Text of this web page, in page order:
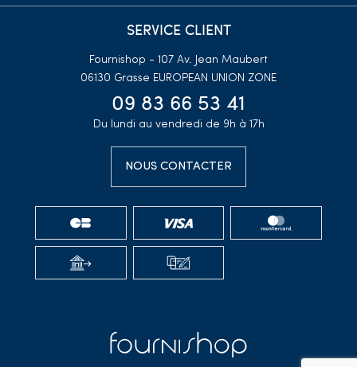
SERVICE CLIENT
Fournishop - 107 Av. Jean Maubert
06130 Grasse EUROPEAN UNION ZONE
09 83 66 53 41
Du lundi au vendredi de 9h à 17h
NOUS CONTACTER